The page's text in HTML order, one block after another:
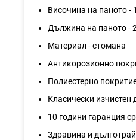
Височина на паното -
Дължина на паното -
Материал - стомана
Антикорозионно
Полиестерно
Класически
10 години гаранция
Здравина и